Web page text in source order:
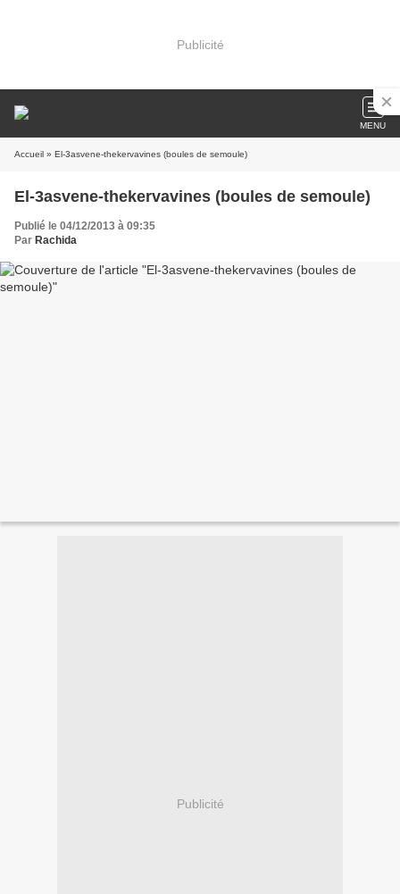
Publicité
MENU
Accueil » El-3asvene-thekervavines (boules de semoule)
El-3asvene-thekervavines (boules de semoule)
Publié le 04/12/2013 à 09:35
Par Rachida
Publicité